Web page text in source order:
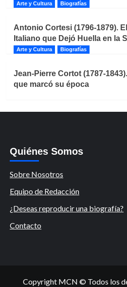
Arte y Cultura Biografías
Antonio Cortesi (1796-1879).
Italiano que Dejó Huella en la
Arte y Cultura Biografías
Jean-Pierre Cortot (1787-
que marcó su época
Quiénes Somos
Sobre Nosotros
Equipo de Redacción
¿Deseas reproducir una biografía?
Contacto
Copyright MCN © Todos los